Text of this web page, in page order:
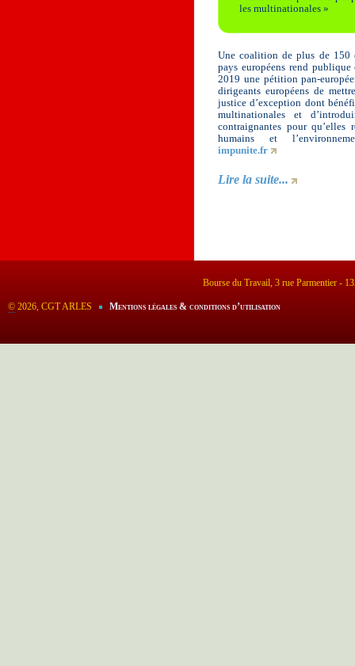
les multinationales »
Une coalition de plus de 150
pays européens rend
2019 une pétition pan-
dirigeants européens de
justice d’exception dont
multinationales et
contraignantes pour qu’elles
humains et
impunite.fr
Lire la suite...
Bourse du Travail, 3 rue Parmentier -
© 2026, CGT ARLES Mentions légales & conditions d’utilisation